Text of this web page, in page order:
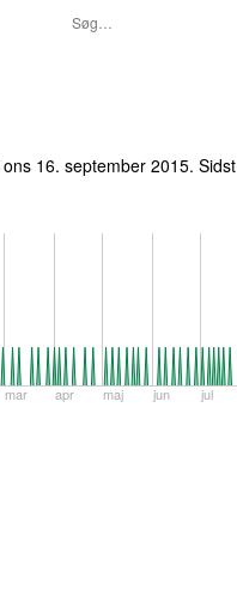
ons 16. september 2015. Sidst
mar apr maj jun jul